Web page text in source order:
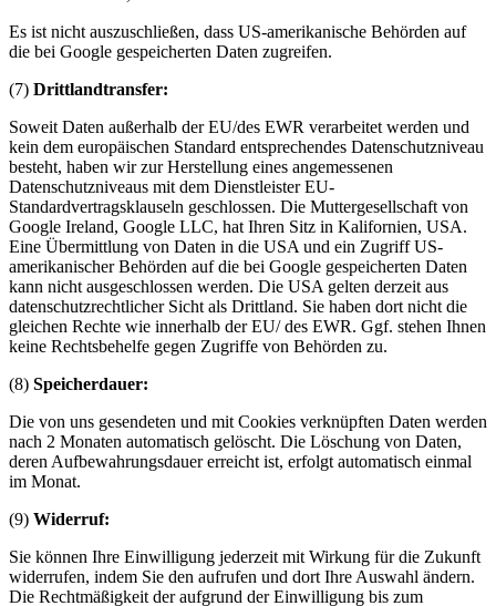
Es ist nicht auszuschließen, dass US-amerikanische Behörden auf
die bei Google gespeicherten Daten zugreifen.
(7) Drittlandtransfer:
Soweit Daten außerhalb der EU/des EWR verarbeitet werden und
kein dem europäischen Standard entsprechendes Datenschutzniveau
besteht, haben wir zur Herstellung eines angemessenen
Datenschutzniveaus mit dem Dienstleister EU-
Standardvertragsklauseln geschlossen. Die Muttergesellschaft von
Google Ireland, Google LLC, hat Ihren Sitz in Kalifornien, USA.
Eine Übermittlung von Daten in die USA und ein Zugriff US-
amerikanischer Behörden auf die bei Google gespeicherten Daten
kann nicht ausgeschlossen werden. Die USA gelten derzeit aus
datenschutzrechtlicher Sicht als Drittland. Sie haben dort nicht die
gleichen Rechte wie innerhalb der EU/ des EWR. Ggf. stehen Ihnen
keine Rechtsbehelfe gegen Zugriffe von Behörden zu.
(8) Speicherdauer:
Die von uns gesendeten und mit Cookies verknüpften Daten werden
nach 2 Monaten automatisch gelöscht. Die Löschung von Daten,
deren Aufbewahrungsdauer erreicht ist, erfolgt automatisch einmal
im Monat.
(9) Widerruf:
Sie können Ihre Einwilligung jederzeit mit Wirkung für die Zukunft
widerrufen, indem Sie den aufrufen und dort Ihre Auswahl ändern.
Die Rechtmäßigkeit der aufgrund der Einwilligung bis zum